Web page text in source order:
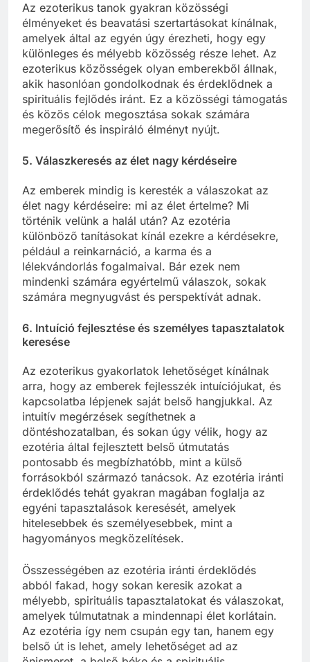
Az ezoterikus tanok gyakran közösségi
élményeket és beavatási szertartásokat kínálnak,
amelyek által az egyén úgy érezheti, hogy egy
különleges és mélyebb közösség része lehet. Az
ezoterikus közösségek olyan emberekből állnak,
akik hasonlóan gondolkodnak és érdeklődnek a
spirituális fejlődés iránt. Ez a közösségi támogatás
és közös célok megosztása sokak számára
megerősítő és inspiráló élményt nyújt.
5. Válaszkeresés az élet nagy kérdéseire
Az emberek mindig is keresték a válaszokat az
élet nagy kérdéseire: mi az élet értelme? Mi
történik velünk a halál után? Az ezotéria
különböző tanításokat kínál ezekre a kérdésekre,
például a reinkarnáció, a karma és a
lélekvándorlás fogalmaival. Bár ezek nem
mindenki számára egyértelmű válaszok, sokak
számára megnyugvást és perspektívát adnak.
6. Intuíció fejlesztése és személyes tapasztalatok
keresése
Az ezoterikus gyakorlatok lehetőséget kínálnak
arra, hogy az emberek fejlesszék intuíciójukat, és
kapcsolatba lépjenek saját belső hangjukkal. Az
intuitív megérzések segíthetnek a
döntéshozatalban, és sokan úgy vélik, hogy az
ezotéria által fejlesztett belső útmutatás
pontosabb és megbízhatóbb, mint a külső
forrásokból származó tanácsok. Az ezotéria iránti
érdeklődés tehát gyakran magában foglalja az
egyéni tapasztalások keresését, amelyek
hitelesebbek és személyesebbek, mint a
hagyományos megközelítések.
Összességében az ezotéria iránti érdeklődés
abból fakad, hogy sokan keresik azokat a
mélyebb, spirituális tapasztalatokat és válaszokat,
amelyek túlmutatnak a mindennapi élet korlátain.
Az ezotéria így nem csupán egy tan, hanem egy
belső út is lehet, amely lehetőséget ad az